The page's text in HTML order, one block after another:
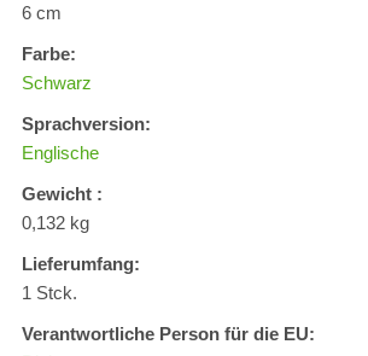
6 cm
Farbe:
Schwarz
Sprachversion:
Englische
Gewicht :
0,132 kg
Lieferumfang:
1 Stck.
Verantwortliche Person für die EU: